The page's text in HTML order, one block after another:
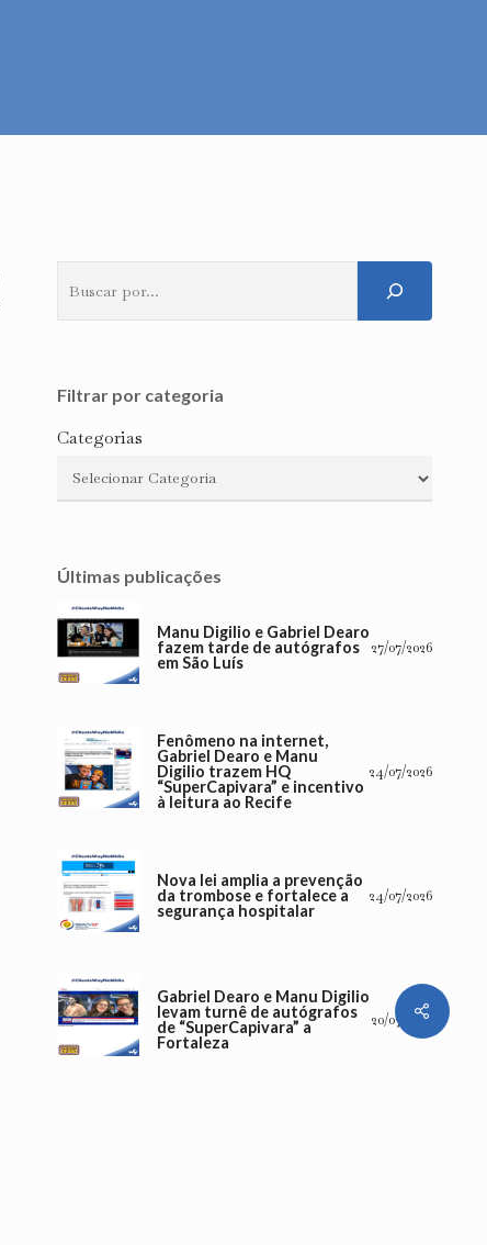
Filtrar por categoria
Categorias
Últimas publicações
Manu Digilio e Gabriel Dearo
fazem tarde de autógrafos
em São Luís
27/07/2026
Fenômeno na internet,
Gabriel Dearo e Manu
Digilio trazem HQ
“SuperCapivara” e incentivo
à leitura ao Recife
24/07/2026
Nova lei amplia a prevenção
da trombose e fortalece a
segurança hospitalar
24/07/2026
Gabriel Dearo e Manu Digilio
levam turnê de autógrafos
de “SuperCapivara” a
Fortaleza
20/07/2026Share